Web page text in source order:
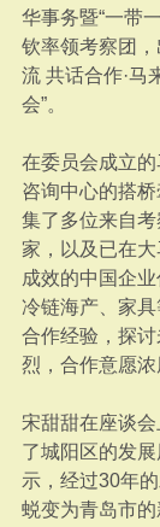
华事务暨“一带
钦率领考察团
流 共话合作·马
会”。
在委员会成立的
咨询中心的搭
集了多位来自
家，以及已在
成效的中国企业
冷链海产、家
合作经验，探
烈，合作意愿浓
宋甜甜在座谈
了城阳区的发
示，经过30年
蜕变为青岛市